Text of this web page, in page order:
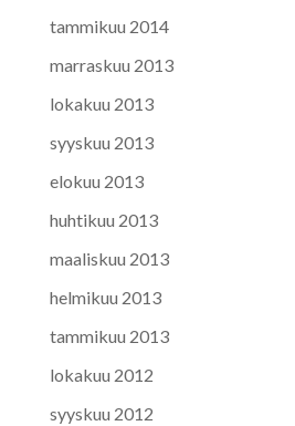
tammikuu 2014
marraskuu 2013
lokakuu 2013
syyskuu 2013
elokuu 2013
huhtikuu 2013
maaliskuu 2013
helmikuu 2013
tammikuu 2013
lokakuu 2012
syyskuu 2012